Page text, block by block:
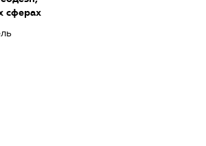
сферах